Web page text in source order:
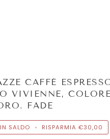
CAFFÈ
VIVIENNE,
FADE
IN SALDO • RISPARMIA €30,00